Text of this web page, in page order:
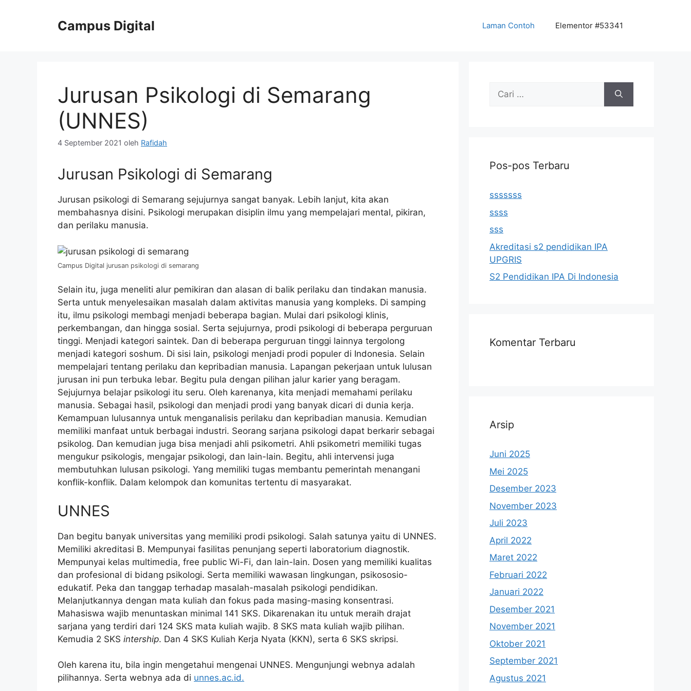
Campus Digital Laman Contoh Elementor #53341
Jurusan Psikologi di Semarang
(UNNES)
4 September 2021 oleh Rafidah
Jurusan Psikologi di Semarang
Jurusan psikologi di Semarang sejujurnya sangat banyak. Lebih lanjut, kita akan
membahasnya disini. Psikologi merupakan disiplin ilmu yang mempelajari mental, pikiran,
dan perilaku manusia.
Campus Digital jurusan psikologi di semarang
Selain itu, juga meneliti alur pemikiran dan alasan di balik perilaku dan tindakan manusia.
Serta untuk menyelesaikan masalah dalam aktivitas manusia yang kompleks. Di samping
itu, ilmu psikologi membagi menjadi beberapa bagian. Mulai dari psikologi klinis,
perkembangan, dan hingga sosial. Serta sejujurnya, prodi psikologi di beberapa perguruan
tinggi. Menjadi kategori saintek. Dan di beberapa perguruan tinggi lainnya tergolong
menjadi kategori soshum. Di sisi lain, psikologi menjadi prodi populer di Indonesia. Selain
mempelajari tentang perilaku dan kepribadian manusia. Lapangan pekerjaan untuk lulusan
jurusan ini pun terbuka lebar. Begitu pula dengan pilihan jalur karier yang beragam.
Sejujurnya belajar psikologi itu seru. Oleh karenanya, kita menjadi memahami perilaku
manusia. Sebagai hasil, psikologi dan menjadi prodi yang banyak dicari di dunia kerja.
Kemampuan lulusannya untuk menganalisis perilaku dan kepribadian manusia. Kemudian
memiliki manfaat untuk berbagai industri. Seorang sarjana psikologi dapat berkarir sebagai
psikolog. Dan kemudian juga bisa menjadi ahli psikometri. Ahli psikometri memiliki tugas
mengukur psikologis, mengajar psikologi, dan lain-lain. Begitu, ahli intervensi juga
membutuhkan lulusan psikologi. Yang memiliki tugas membantu pemerintah menangani
konflik-konflik. Dalam kelompok dan komunitas tertentu di masyarakat.
UNNES
Dan begitu banyak universitas yang memiliki prodi psikologi. Salah satunya yaitu di UNNES.
Memiliki akreditasi B. Mempunyai fasilitas penunjang seperti laboratorium diagnostik.
Mempunyai kelas multimedia, free public Wi-Fi, dan lain-lain. Dosen yang memiliki kualitas
dan profesional di bidang psikologi. Serta memiliki wawasan lingkungan, psikososio-
edukatif. Peka dan tanggap terhadap masalah-masalah psikologi pendidikan.
Melanjutkannya dengan mata kuliah dan fokus pada masing-masing konsentrasi.
Mahasiswa wajib menuntaskan minimal 141 SKS. Dikarenakan itu untuk meraih drajat
sarjana yang terdiri dari 124 SKS mata kuliah wajib. 8 SKS mata kuliah wajib pilihan.
Kemudia 2 SKS intership. Dan 4 SKS Kuliah Kerja Nyata (KKN), serta 6 SKS skripsi.
Oleh karena itu, bila ingin mengetahui mengenai UNNES. Mengunjungi webnya adalah
pilihannya. Serta webnya ada di unnes.ac.id.
Cari
Pos-pos Terbaru
sssssss
ssss
sss
Akreditasi s2 pendidikan IPA
UPGRIS
S2 Pendidikan IPA Di Indonesia
Komentar Terbaru
Arsip
Juni 2025
Mei 2025
Desember 2023
November 2023
Juli 2023
April 2022
Maret 2022
Februari 2022
Januari 2022
Desember 2021
November 2021
Oktober 2021
September 2021
Agustus 2021